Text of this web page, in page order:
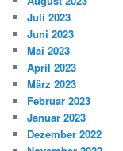
Juli 2023
Juni 2023
Mai 2023
April 2023
März 2023
Februar 2023
Januar 2023
Dezember 2022